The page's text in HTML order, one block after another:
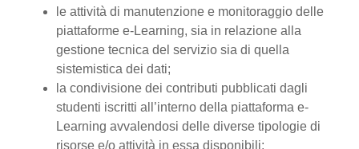
le attività di manutenzione e monitoraggio delle
piattaforme e-Learning, sia in relazione alla
gestione tecnica del servizio sia di quella
sistemistica dei dati;
la condivisione dei contributi pubblicati dagli
studenti iscritti all’interno della piattaforma e-
Learning avvalendosi delle diverse tipologie di
risorse e/o attività in essa disponibili;